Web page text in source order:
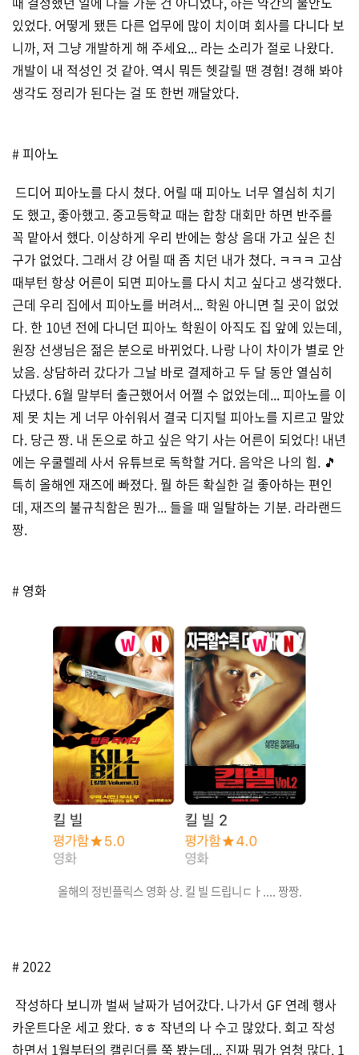
있었다. 어떻게 됐든 다른 업무에 많이 치이며 회사를 다니다 보
니까, 저 그냥 개발하게 해 주세요... 라는 소리가 절로 나왔다.
개발이 내 적성인 것 같아. 역시 뭐든 헷갈릴 땐 경험! 경해 봐야
생각도 정리가 된다는 걸 또 한번 깨달았다.
# 피아노
드디어 피아노를 다시 쳤다. 어릴 때 피아노 너무 열심히 치기
도 했고, 좋아했고. 중고등학교 때는 합창 대회만 하면 반주를
꼭 맡아서 했다. 이상하게 우리 반에는 항상 음대 가고 싶은 친
구가 없었다. 그래서 걍 어릴 때 좀 치던 내가 쳤다. ㅋㅋㅋ 고삼
때부턴 항상 어른이 되면 피아노를 다시 치고 싶다고 생각했다.
근데 우리 집에서 피아노를 버려서... 학원 아니면 칠 곳이 없었
다. 한 10년 전에 다니던 피아노 학원이 아직도 집 앞에 있는데,
원장 선생님은 젊은 분으로 바뀌었다. 나랑 나이 차이가 별로 안
났음. 상담하러 갔다가 그날 바로 결제하고 두 달 동안 열심히
다녔다. 6월 말부터 출근했어서 어쩔 수 없었는데... 피아노를 이
제 못 치는 게 너무 아쉬워서 결국 디지털 피아노를 지르고 말았
다. 당근 짱. 내 돈으로 하고 싶은 악기 사는 어른이 되었다! 내년
에는 우쿨렐레 사서 유튜브로 독학할 거다. 음악은 나의 힘. 🎵
특히 올해엔 재즈에 빠졌다. 뭘 하든 확실한 걸 좋아하는 편인
데, 재즈의 불규칙함은 뭔가... 들을 때 일탈하는 기분. 라라랜드
짱.
# 영화
올해의 정빈플릭스 영화 상. 킬 빌 드립니ㄷㅏ.... 짱짱.
# 2022
작성하다 보니까 벌써 날짜가 넘어갔다. 나가서 GF 연례 행사
카운트다운 세고 왔다. ㅎㅎ 작년의 나 수고 많았다. 회고 작성
하면서 1월부터의 캘린더를 쭉 봤는데... 진짜 뭐가 엄청 많다. 1